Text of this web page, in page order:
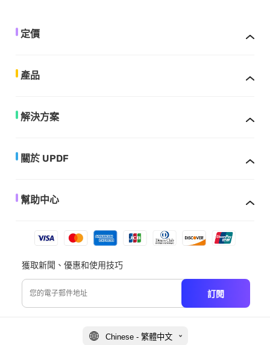
定價
產品
解決方案
關於 UPDF
幫助中心
獲取新聞、優惠和使用技巧
訂閱
Chinese - 繁體中文